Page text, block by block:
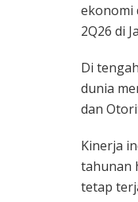
ekonomi
2Q26 di
Di
dunia
dan
Kinerja
tahunan
tetap